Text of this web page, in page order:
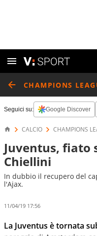
CHAMPIONS
Seguici su: Google Discover
CALCIO CHAMPIONS
Juventus, fiato
Chiellini
In dubbio il recupero del
l'Ajax.
11/04/19 17:56
La Juventus è tornata